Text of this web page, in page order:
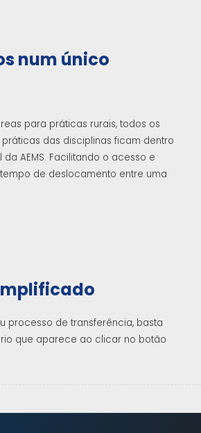
num único
para práticas rurais, todos os
das disciplinas ficam dentro
AEMS. Facilitando o acesso e
de deslocamento entre uma
processo de transferência, basta
que aparece ao clicar no botão